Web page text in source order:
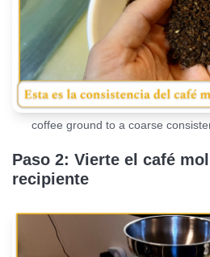
coffee ground to a coarse
Paso 2: Vierte el café
recipiente